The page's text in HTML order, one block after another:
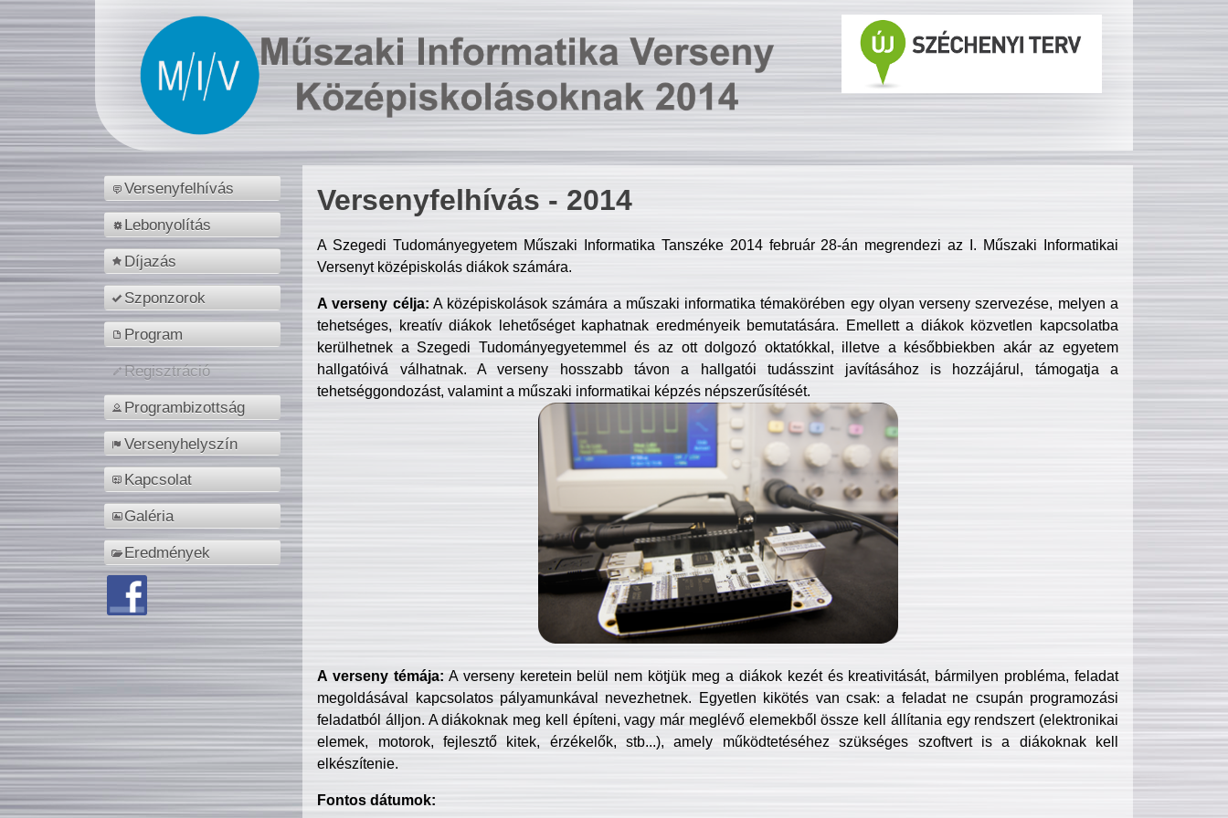
Versenyfelhívás
Lebonyolítás
Díjazás
Szponzorok
Program
Regisztráció
Programbizottság
Versenyhelyszín
Kapcsolat
Galéria
Eredmények
Versenyfelhívás - 2014
A Szegedi Tudományegyetem Műszaki Informatika Tanszéke 2014 február 28-án megrendezi az I. Műszaki Informatikai
Versenyt középiskolás diákok számára.
A verseny célja: A középiskolások számára a műszaki informatika témakörében egy olyan verseny szervezése, melyen a
tehetséges, kreatív diákok lehetőséget kaphatnak eredményeik bemutatására. Emellett a diákok közvetlen kapcsolatba
kerülhetnek a Szegedi Tudományegyetemmel és az ott dolgozó oktatókkal, illetve a későbbiekben akár az egyetem
hallgatóivá válhatnak. A verseny hosszabb távon a hallgatói tudásszint javításához is hozzájárul, támogatja a
tehetséggondozást, valamint a műszaki informatikai képzés népszerűsítését.
A verseny témája: A verseny keretein belül nem kötjük meg a diákok kezét és kreativitását, bármilyen probléma, feladat
megoldásával kapcsolatos pályamunkával nevezhetnek. Egyetlen kikötés van csak: a feladat ne csupán programozási
feladatból álljon. A diákoknak meg kell építeni, vagy már meglévő elemekből össze kell állítania egy rendszert (elektronikai
elemek, motorok, fejlesztő kitek, érzékelők, stb...), amely működtetéséhez szükséges szoftvert is a diákoknak kell
elkészítenie.
Fontos dátumok: